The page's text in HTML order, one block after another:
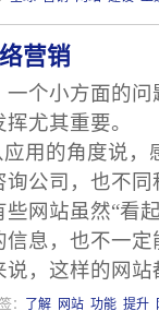
营销
一个小方面的
尤其重要。
的角度说，
询公司，也不
网站虽然“看
息，也不一
，这样的网
： 了解 网站 功能 提升